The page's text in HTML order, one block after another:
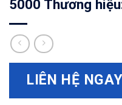
5000 Thương
LIÊN HỆ NGAY